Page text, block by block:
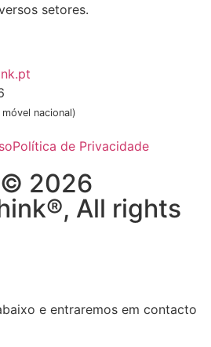
setores.
nacional)
Política de Privacidade
2026
All rights
e entraremos em contacto